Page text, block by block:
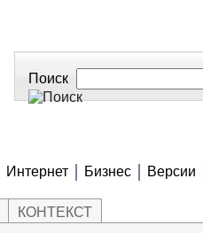
Поиск
Интернет Бизнес Версии
КОНТЕКСТ